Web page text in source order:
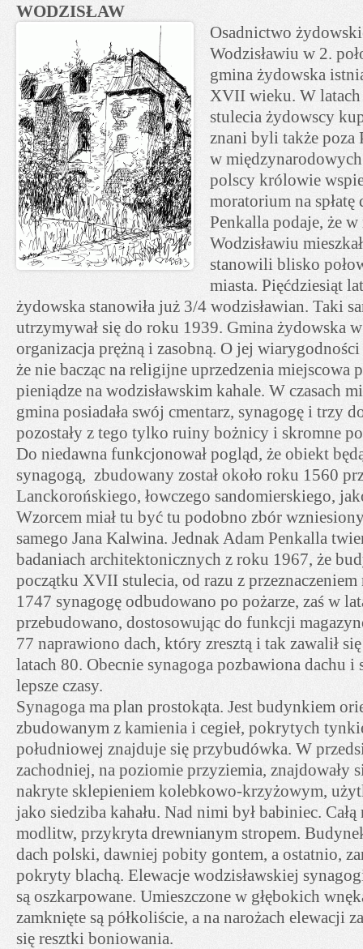
WODZISŁAW
Osadnictwo
Wodzisławiu w 2.
gmina żydowska
XVII wieku. W latach
stulecia żydowscy
znani byli także poza
w
polscy królowie
moratorium na spłatę
Penkalla podaje, że
Wodzisławiu
stanowili blisko
miasta. Pięćdziesiąt
żydowska stanowiła już 3/4 wodzisławian. Taki
utrzymywał się do roku 1939. Gmina żydowska
organizacja prężną i zasobną. O jej
że nie bacząc na religijne uprzedzenia miejscowa
pieniądze na wodzisławskim kahale. W czasach
gmina posiadała swój cmentarz, synagogę i trzy
pozostały z tego tylko ruiny bożnicy i skromne
Do niedawna funkcjonował pogląd, że obiekt
synagogą, zbudowany został około roku 1560
Lanckorońskiego, łowczego sandomierskiego,
Wzorcem miał tu być tu podobno zbór
samego Jana Kalwina. Jednak Adam Penkalla
badaniach architektonicznych z roku 1967, że
początku XVII stulecia, od razu z
1747 synagogę odbudowano po pożarze, zaś w
przebudowano, dostosowując do funkcji
77 naprawiono dach, który zresztą i tak zawalił
latach 80. Obecnie synagoga pozbawiona dachu i
lepsze czasy.
Synagoga ma plan prostokąta. Jest budynkiem
zbudowanym z kamienia i cegieł, pokrytych
południowej znajduje się przybudówka. W
zachodniej, na poziomie przyziemia, znajdowały
nakryte sklepieniem kolebkowo-krzyżowym,
jako siedziba kahału. Nad nimi był babiniec. Całą
modlitw, przykryta drewnianym stropem.
dach polski, dawniej pobity gontem, a ostatnio,
pokryty blachą. Elewacje wodzisławskiej
są oszkarpowane. Umieszczone w głębokich
zamknięte są półkoliście, a na narożach elewacji
się resztki boniowania.